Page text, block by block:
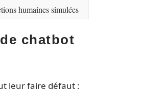
humaines simulées
chatbot
leur faire défaut :